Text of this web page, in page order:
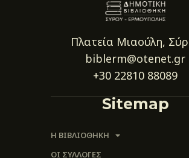
Πλατεία Μιαούλη,
biblerm@otenet.gr
+30 22810 88089
Sitemap
Η ΒΙΒΛΙΟΘΗΚΗ
ΟΙ ΣΥΛΛΟΓΈΣ